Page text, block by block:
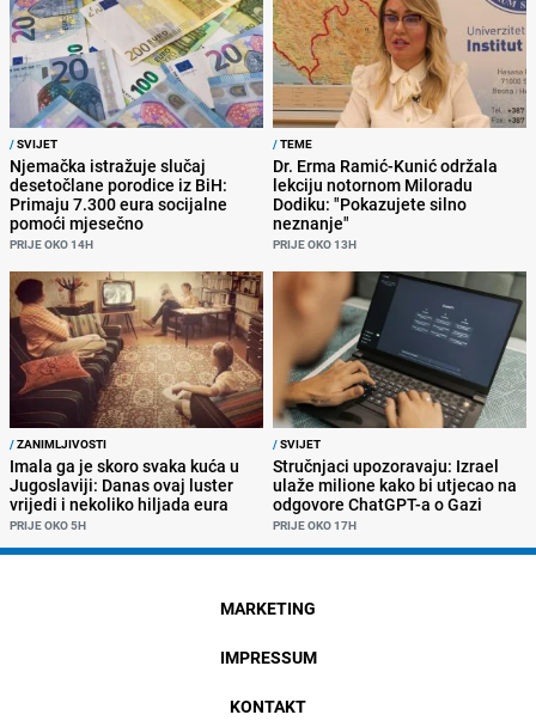
/SVIJET
Njemačka istražuje slučaj
desetočlane porodice iz BiH:
Primaju 7.300 eura socijalne
pomoći mjesečno
PRIJE OKO 14H
/TEME
Dr. Erma Ramić-Kunić održala
lekciju notornom Miloradu
Dodiku: "Pokazujete silno
neznanje"
PRIJE OKO 13H
/ZANIMLJIVOSTI
Imala ga je skoro svaka kuća u
Jugoslaviji: Danas ovaj luster
vrijedi i nekoliko hiljada eura
PRIJE OKO 5H
/SVIJET
Stručnjaci upozoravaju: Izrael
ulaže milione kako bi utjecao na
odgovore ChatGPT-a o Gazi
PRIJE OKO 17H
MARKETING
IMPRESSUM
KONTAKT